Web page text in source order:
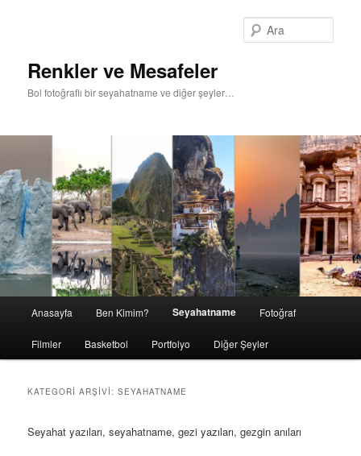
Renkler ve Mesafeler
Bol fotoğraflı bir seyahatname ve diğer şeyler…
Birincil
içeriğe
İkincil
içeriğe
Anasayfa Ben Kimim? Seyahatname Fotoğraf
Filmler Basketbol Portfolyo Diğer Şeyler
KATEGORI ARŞIVI:SEYAHATNAME
Seyahat yazıları, seyahatname, gezi yazıları, gezgin anıları